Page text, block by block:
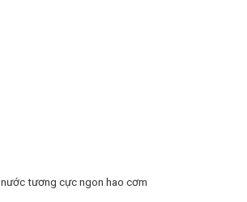
tương cực ngon hao cơm